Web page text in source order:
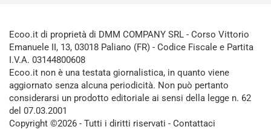
Ecoo.it di proprietà di DMM COMPANY SRL - Corso Vittorio
Emanuele II, 13, 03018 Paliano (FR) - Codice Fiscale e Partita
I.V.A. 03144800608
Ecoo.it non è una testata giornalistica, in quanto viene
aggiornato senza alcuna periodicità. Non può pertanto
considerarsi un prodotto editoriale ai sensi della legge n. 62
del 07.03.2001
Copyright ©2026 - Tutti i diritti riservati - Contattaci